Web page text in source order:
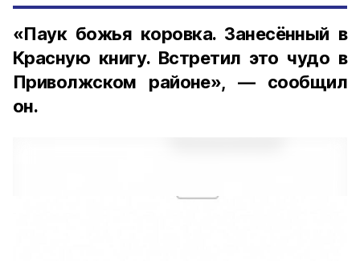
«Паук божья коровка. Занесённый в
Красную книгу. Встретил это чудо в
Приволжском районе», — сообщил
он.